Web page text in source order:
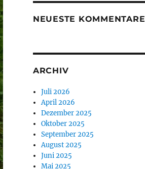
NEUESTE KOMMENTARE
ARCHIV
Juli 2026
April 2026
Dezember 2025
Oktober 2025
September 2025
August 2025
Juni 2025
Mai 2025